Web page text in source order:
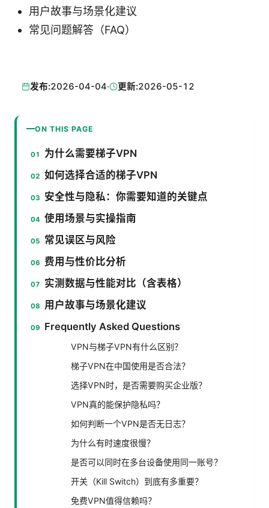
用户故事与场景化建议
常见问题解答（FAQ）
发布:2026-04-04· 更新:2026-05-12
ON THIS PAGE
为什么需要梯子VPN
如何选择合适的梯子VPN
安全性与隐私：你需要知道的关键点
使用场景与实操指南
常见误区与风险
费用与性价比分析
实测数据与性能对比（含表格）
用户故事与场景化建议
Frequently Asked Questions
VPN与梯子VPN有什么区别？
梯子VPN在中国使用是否合法？
选择VPN时，是否需要购买企业版？
VPN真的能保护隐私吗？
如何判断一个VPN是否无日志？
为什么有时速度很慢？
是否可以同时在多台设备使用同一账号？
开关（Kill Switch）到底有多重要？
免费VPN值得信赖吗？